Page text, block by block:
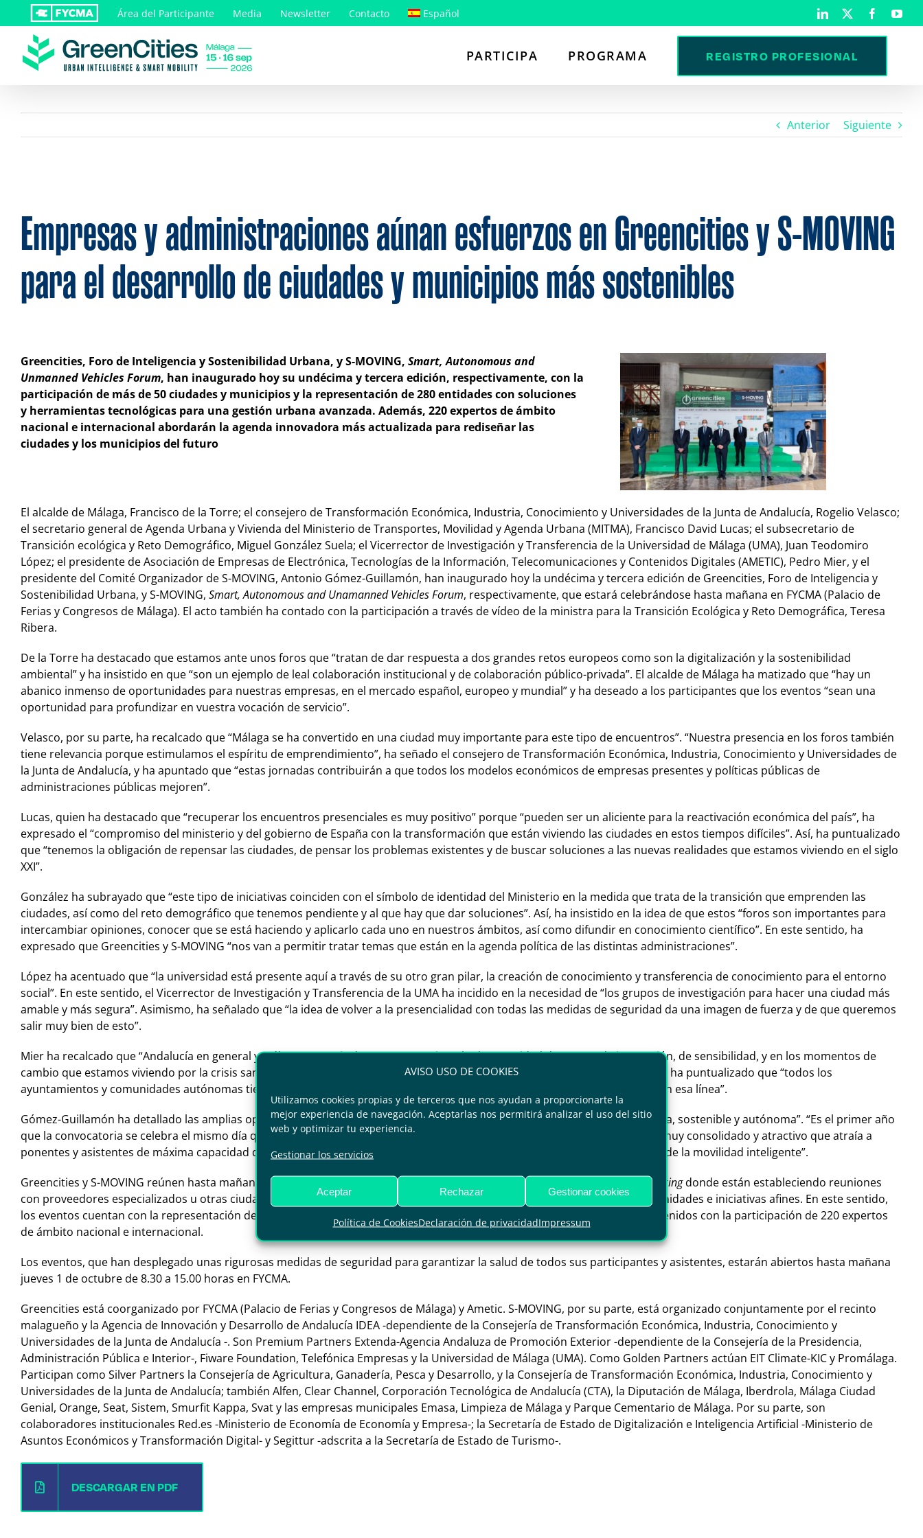
AVISO USO DE COOKIES
Utilizamos cookies propias y de terceros que nos ayudan a proporcionarte la
mejor experiencia de navegación. Aceptarlas nos permitirá analizar el uso del sitio
web y optimizar tu experiencia.
Gestionar los servicios
Aceptar Rechazar Gestionar cookies
Política de CookiesDeclaración de privacidadImpressum
al
contenido
Área del Participante Media Newsletter Contacto Español LinkedIn Facebook
PARTICIPA PROGRAMA REGISTRO PROFESIONAL
Anterior Siguiente
Empresas y administraciones aúnan esfuerzos en Greencities y S-MOVING
para el desarrollo de ciudades y municipios más sostenibles
Greencities, Foro de Inteligencia y Sostenibilidad Urbana, y S-MOVING, Smart, Autonomous and
Unmanned Vehicles Forum, han inaugurado hoy su undécima y tercera edición, respectivamente, con la
participación de más de 50 ciudades y municipios y la representación de 280 entidades con soluciones
y herramientas tecnológicas para una gestión urbana avanzada. Además, 220 expertos de ámbito
nacional e internacional abordarán la agenda innovadora más actualizada para rediseñar las
ciudades y los municipios del futuro
El alcalde de Málaga, Francisco de la Torre; el consejero de Transformación Económica, Industria, Conocimiento y Universidades de la Junta de Andalucía, Rogelio Velasco;
el secretario general de Agenda Urbana y Vivienda del Ministerio de Transportes, Movilidad y Agenda Urbana (MITMA), Francisco David Lucas; el subsecretario de
Transición ecológica y Reto Demográfico, Miguel González Suela; el Vicerrector de Investigación y Transferencia de la Universidad de Málaga (UMA), Juan Teodomiro
López; el presidente de Asociación de Empresas de Electrónica, Tecnologías de la Información, Telecomunicaciones y Contenidos Digitales (AMETIC), Pedro Mier, y el
presidente del Comité Organizador de S-MOVING, Antonio Gómez-Guillamón, han inaugurado hoy la undécima y tercera edición de Greencities, Foro de Inteligencia y
Sostenibilidad Urbana, y S-MOVING, Smart, Autonomous and Unamanned Vehicles Forum, respectivamente, que estará celebrándose hasta mañana en FYCMA (Palacio de
Ferias y Congresos de Málaga). El acto también ha contado con la participación a través de vídeo de la ministra para la Transición Ecológica y Reto Demográfica, Teresa
Ribera.
De la Torre ha destacado que estamos ante unos foros que “tratan de dar respuesta a dos grandes retos europeos como son la digitalización y la sostenibilidad
ambiental” y ha insistido en que “son un ejemplo de leal colaboración institucional y de colaboración público-privada”. El alcalde de Málaga ha matizado que “hay un
abanico inmenso de oportunidades para nuestras empresas, en el mercado español, europeo y mundial” y ha deseado a los participantes que los eventos “sean una
oportunidad para profundizar en vuestra vocación de servicio”.
Velasco, por su parte, ha recalcado que “Málaga se ha convertido en una ciudad muy importante para este tipo de encuentros”. “Nuestra presencia en los foros también
tiene relevancia porque estimulamos el espíritu de emprendimiento”, ha señado el consejero de Transformación Económica, Industria, Conocimiento y Universidades de
la Junta de Andalucía, y ha apuntado que “estas jornadas contribuirán a que todos los modelos económicos de empresas presentes y políticas públicas de
administraciones públicas mejoren”.
Lucas, quien ha destacado que “recuperar los encuentros presenciales es muy positivo” porque “pueden ser un aliciente para la reactivación económica del país”, ha
expresado el “compromiso del ministerio y del gobierno de España con la transformación que están viviendo las ciudades en estos tiempos difíciles”. Así, ha puntualizado
que “tenemos la obligación de repensar las ciudades, de pensar los problemas existentes y de buscar soluciones a las nuevas realidades que estamos viviendo en el siglo
XXI”.
González ha subrayado que “este tipo de iniciativas coinciden con el símbolo de identidad del Ministerio en la medida que trata de la transición que emprenden las
ciudades, así como del reto demográfico que tenemos pendiente y al que hay que dar soluciones”. Así, ha insistido en la idea de que estos “foros son importantes para
intercambiar opiniones, conocer que se está haciendo y aplicarlo cada uno en nuestros ámbitos, así como difundir en conocimiento científico”. En este sentido, ha
expresado que Greencities y S-MOVING “nos van a permitir tratar temas que están en la agenda política de las distintas administraciones”.
López ha acentuado que “la universidad está presente aquí a través de su otro gran pilar, la creación de conocimiento y transferencia de conocimiento para el entorno
social”. En este sentido, el Vicerrector de Investigación y Transferencia de la UMA ha incidido en la necesidad de “los grupos de investigación para hacer una ciudad más
amable y más segura”. Asimismo, ha señalado que “la idea de volver a la presencialidad con todas las medidas de seguridad da una imagen de fuerza y de que queremos
salir muy bien de esto”.
Mier ha recalcado que “Andalucía en general y Málaga en particular es un gran ejemplo de capacidad de mover, de innovación, de sensibilidad, y en los momentos de
cambio que estamos viviendo por la crisis sanitaria, se abren oportunidades”. En la relación a la participación en los eventos, ha puntualizado que “todos los
ayuntamientos y comunidades autónomas tienen que ir de la mano y verlo como un gran reto para que podamos caminar en esa línea”.
Gómez-Guillamón ha detallado las amplias oportunidades que ofrece S-MOVING, “un foro de movilidad inteligente, conectada, sostenible y autónoma”. “Es el primer año
que la convocatoria se celebra el mismo día que Greencities y esto ha sido un acierto”, ha matizado, pues “es un encuentro muy consolidado y atractivo que atraía a
ponentes y asistentes de máxima capacidad de decisión a la hora de tomar decisiones y queríamos conjugarlo con el futuro de la movilidad inteligente”.
Greencities y S-MOVING reúnen hasta mañana a más de medio centenar de ciudades y municipios en los espacios de
networkingdonde están estableciendo reuniones
con proveedores especializados u otras ciudades para poner en común oferta y demanda de innovación, proyectos, oportunidades e iniciativas afines. En este sentido,
los eventos cuentan con la representación de 280 entidades especializadas, 84 en la zona expositiva, y un programa de contenidos con la participación de 220 expertos
de ámbito nacional e internacional.
Los eventos, que han desplegado unas rigurosas medidas de seguridad para garantizar la salud de todos sus participantes y asistentes, estarán abiertos hasta mañana
jueves 1 de octubre de 8.30 a 15.00 horas en FYCMA.
Greencities está coorganizado por FYCMA (Palacio de Ferias y Congresos de Málaga) y Ametic. S-MOVING, por su parte, está organizado conjuntamente por el recinto
malagueño y la Agencia de Innovación y Desarrollo de Andalucía IDEA -dependiente de la Consejería de Transformación Económica, Industria, Conocimiento y
Universidades de la Junta de Andalucía -. Son Premium Partners Extenda-Agencia Andaluza de Promoción Exterior -dependiente de la Consejería de la Presidencia,
Administración Pública e Interior-, Fiware Foundation, Telefónica Empresas y la Universidad de Málaga (UMA). Como Golden Partners actúan EIT Climate-KIC y Promálaga.
Participan como Silver Partners la Consejería de Agricultura, Ganadería, Pesca y Desarrollo, y la Consejería de Transformación Económica, Industria, Conocimiento y
Universidades de la Junta de Andalucía; también Alfen, Clear Channel, Corporación Tecnológica de Andalucía (CTA), la Diputación de Málaga, Iberdrola, Málaga Ciudad
Genial, Orange, Seat, Sistem, Smurfit Kappa, Svat y las empresas municipales Emasa, Limpieza de Málaga y Parque Cementario de Málaga. Por su parte, son
colaboradores institucionales Red.es -Ministerio de Economía de Economía y Empresa-; la Secretaría de Estado de Digitalización e Inteligencia Artificial -Ministerio de
Asuntos Económicos y Transformación Digital- y Segittur -adscrita a la Secretaría de Estado de Turismo-.
DESCARGAR EN PDF